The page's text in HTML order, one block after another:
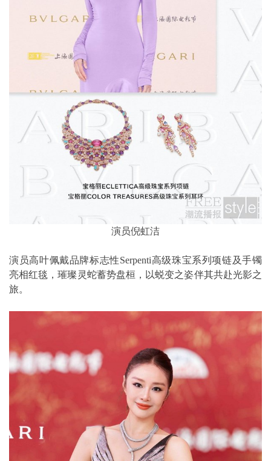
演员倪虹洁
演员高叶佩戴品牌标志性Serpenti高级珠宝系列项链及手镯
亮相红毯，璀璨灵蛇蓄势盘桓，以蜕变之姿伴其共赴光影之
旅。